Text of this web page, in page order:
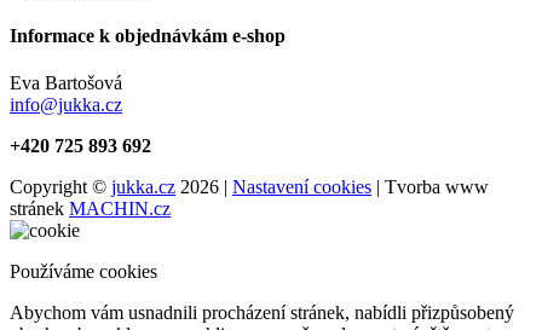
Informace k objednávkám e-shop
Eva Bartošová
info@jukka.cz
+420 725 893 692
Copyright © jukka.cz 2026 | Nastavení cookies | Tvorba www
stránek MACHIN.cz
Používáme cookies
Abychom vám usnadnili procházení stránek, nabídli přizpůsobený